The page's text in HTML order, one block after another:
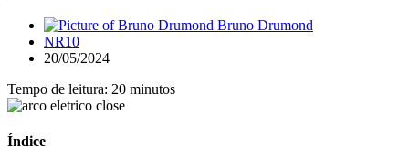
Bruno Drumond
NR10
20/05/2024
Tempo de leitura: 20 minutos
Índice